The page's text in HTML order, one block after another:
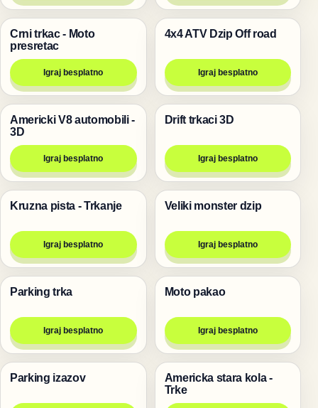
Trke
Crni trkac - Moto
presretac
Igraj besplatno
Trke
4x4 ATV Dzip Off road
Igraj besplatno
Trke
Americki V8 automobili -
3D
Igraj besplatno
Trke
Drift trkaci 3D
Igraj besplatno
Trke
Kruzna pista - Trkanje
Igraj besplatno
Trke
Veliki monster dzip
Igraj besplatno
Trke
Parking trka
Igraj besplatno
Trke
Moto pakao
Igraj besplatno
Trke
Parking izazov Trke
Americka stara kola -
Trke